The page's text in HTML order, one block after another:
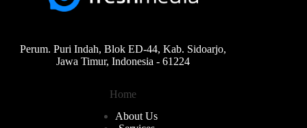
Perum. Puri Indah, Blok ED-44, Kab. Sidoarjo,
Jawa Timur, Indonesia - 61224
Home
About Us